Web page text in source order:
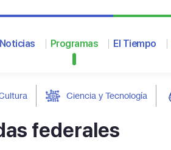
Programas El Tiempo
Ciencia y Tecnología
federales